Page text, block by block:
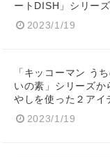
ートDISH」シリーズ
2023/1/19
「キッコーマン う
いの素」シリーズか
やしを使った２アイ
2023/1/19